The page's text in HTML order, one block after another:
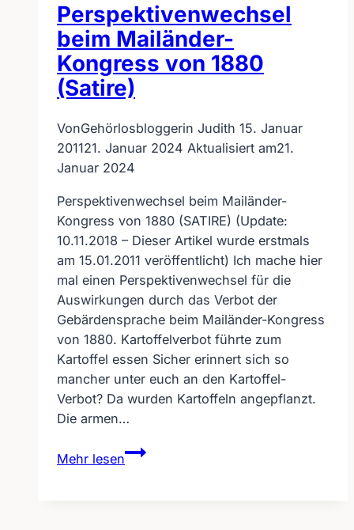
Perspektivenwechsel
beim Mailänder-
Kongress von 1880
(Satire)
VonGehörlosbloggerin Judith 15. Januar
201121. Januar 2024 Aktualisiert am21.
Januar 2024
Perspektivenwechsel beim Mailänder-
Kongress von 1880 (SATIRE) (Update:
10.11.2018 – Dieser Artikel wurde erstmals
am 15.01.2011 veröffentlicht) Ich mache hier
mal einen Perspektivenwechsel für die
Auswirkungen durch das Verbot der
Gebärdensprache beim Mailänder-Kongress
von 1880. Kartoffelverbot führte zum
Kartoffel essen Sicher erinnert sich so
mancher unter euch an den Kartoffel-
Verbot? Da wurden Kartoffeln angepflanzt.
Die armen…
Mehr lesen
Perspektivenwechsel
beim